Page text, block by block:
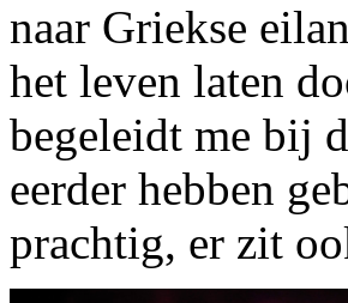
naar Griekse
het leven laten
begeleidt me bij
eerder hebben
prachtig, er zit